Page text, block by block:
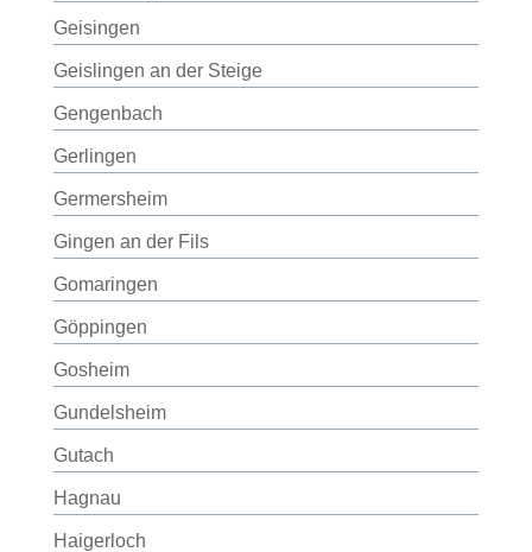
Geisingen
Geislingen an der Steige
Gengenbach
Gerlingen
Germersheim
Gingen an der Fils
Gomaringen
Göppingen
Gosheim
Gundelsheim
Gutach
Hagnau
Haigerloch